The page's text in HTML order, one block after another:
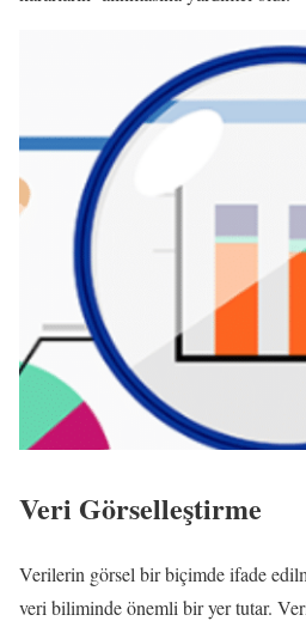
Veri Görselleştirme
Verilerin görsel bir biçimde ifade
veri biliminde önemli bir yer tutar.